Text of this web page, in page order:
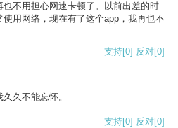
不用担心网速卡顿了。以前出差的时
用网络，现在有了这个app，我再也不
支持[0] 反对[0]
久不能忘怀。
支持[0] 反对[0]